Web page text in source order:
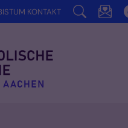
KONTAKT